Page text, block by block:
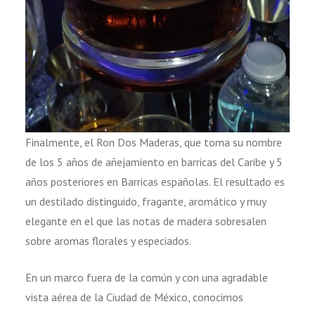
Finalmente, el Ron Dos Maderas, que toma su nombre
de los 5 años de añejamiento en barricas del Caribe y 5
años posteriores en Barricas españolas. El resultado es
un destilado distinguido, fragante, aromático y muy
elegante en el que las notas de madera sobresalen
sobre aromas florales y especiados.
En un marco fuera de la común y con una agradable
vista aérea de la Ciudad de México, conocimos